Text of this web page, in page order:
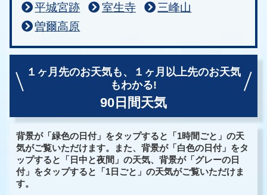
平城宮跡
室生寺
三峰山
曽爾高原
１ヶ月先のお天気も、
１ヶ月以上先のお天気
もわかる!
90日間天気
背景が「緑色の日付」をタップすると「1時間ごと」の天
気がご覧いただけます。また、背景が「白色の日付」をタ
ップすると「日中と夜間」の天気、背景が「グレーの日
付」をタップすると「1日ごと」の天気がご覧いただけま
す。